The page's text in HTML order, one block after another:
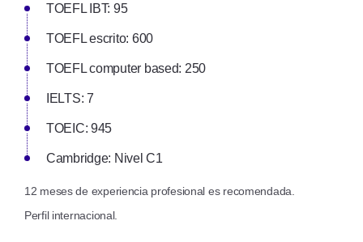
TOEFL IBT: 95
TOEFL escrito: 600
TOEFL computer based: 250
IELTS: 7
TOEIC: 945
Cambridge: Nivel C1
12 meses de experiencia profesional es recomendada.
Perfil internacional.